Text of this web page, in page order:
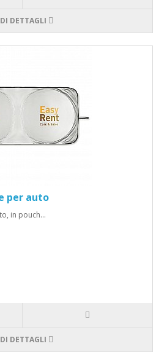
DETTAGLI
per auto
in pouch...
DETTAGLI